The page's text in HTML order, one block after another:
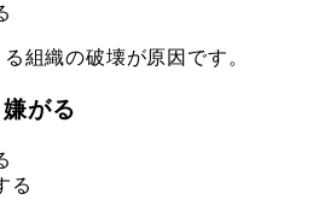
組織の破壊が原因です。
がる
る